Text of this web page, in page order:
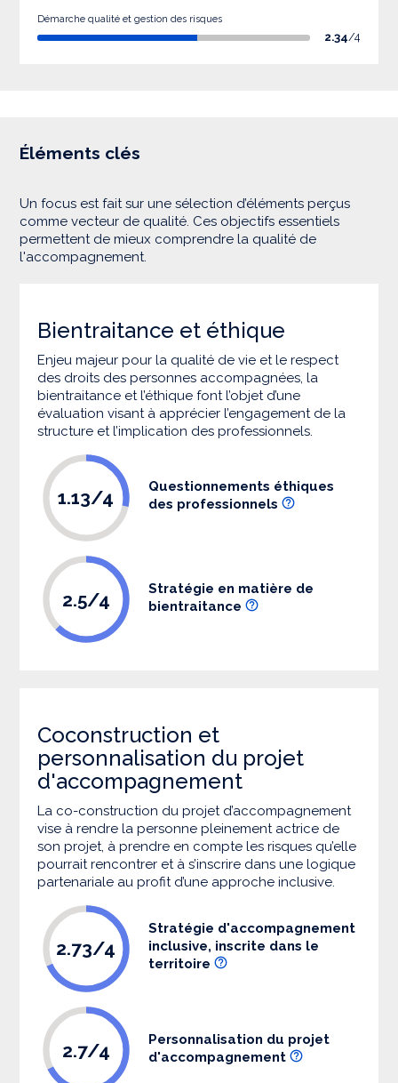
Démarche qualité et gestion des risques
2.34/4
Éléments clés
Un focus est fait sur une sélection d’éléments perçus
comme vecteur de qualité. Ces objectifs essentiels
permettent de mieux comprendre la qualité de
l'accompagnement.
Bientraitance et éthique
Enjeu majeur pour la qualité de vie et le respect
des droits des personnes accompagnées, la
bientraitance et l’éthique font l’objet d’une
évaluation visant à apprécier l’engagement de la
structure et l’implication des professionnels.
1.13/4
Questionnements éthiques
des professionnels
2.5/4
Stratégie en matière de
bientraitance
Coconstruction et
personnalisation du projet
d'accompagnement
La co-construction du projet d’accompagnement
vise à rendre la personne pleinement actrice de
son projet, à prendre en compte les risques qu’elle
pourrait rencontrer et à s’inscrire dans une logique
partenariale au profit d’une approche inclusive.
2.73/4
Stratégie d'accompagnement
inclusive, inscrite dans le
territoire
2.7/4
Personnalisation du projet
d'accompagnement